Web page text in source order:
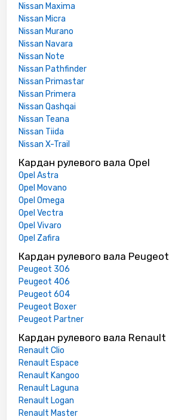
Nissan Maxima
Nissan Micra
Nissan Murano
Nissan Navara
Nissan Note
Nissan Pathfinder
Nissan Primastar
Nissan Primera
Nissan Qashqai
Nissan Teana
Nissan Tiida
Nissan X-Trail
Кардан рулевого вала Opel
Opel Astra
Opel Movano
Opel Omega
Opel Vectra
Opel Vivaro
Opel Zafira
Кардан рулевого вала Peugeot
Peugeot 306
Peugeot 406
Peugeot 604
Peugeot Boxer
Peugeot Partner
Кардан рулевого вала Renault
Renault Clio
Renault Espace
Renault Kangoo
Renault Laguna
Renault Logan
Renault Master